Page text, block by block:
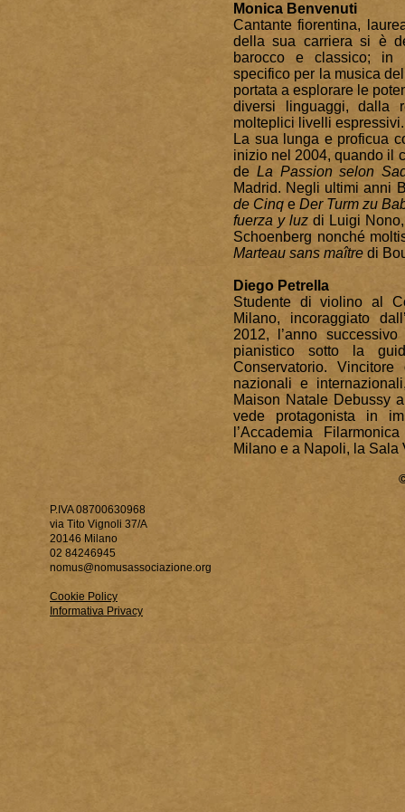
Monica Benvenuti
Cantante fiorentina,
della sua carriera si è
barocco e classico; in
specifico per la musica
portata a esplorare le
diversi linguaggi, dalla
molteplici livelli espressivi.
La sua lunga e proficua
inizio nel 2004, quando il
de La Passion selon
Madrid. Negli ultimi anni
de Cinq e Der Turm zu
fuerza y luz di Luigi
Schoenberg nonché
Marteau sans maître di
Diego Petrella
Studente di violino al
Milano, incoraggiato
2012, l’anno
pianistico sotto la
Conservatorio.
nazionali e
Maison Natale Debussy
vede protagonista in
l’Accademia
Milano e a Napoli, la Sala
P.IVA 08700630968
via Tito Vignoli 37/A
20146 Milano
02 84246945
nomus@nomusassociazione.org
Cookie Policy
Informativa Privacy